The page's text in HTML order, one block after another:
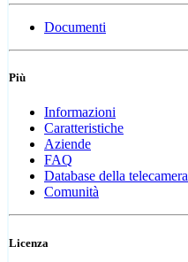
Documenti
Più
Informazioni
Caratteristiche
Aziende
FAQ
Database della telecamera
Comunità
Licenza